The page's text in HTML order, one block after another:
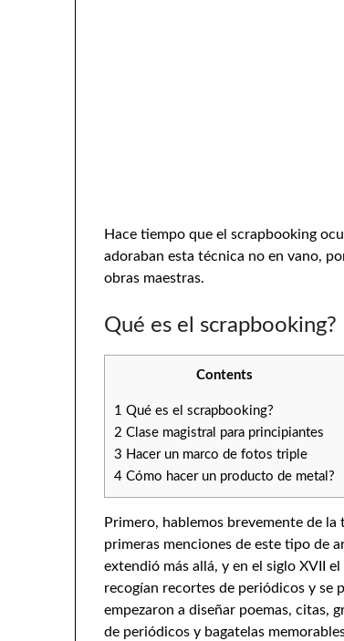
Hace tiempo que el scrapbooking
adoraban esta técnica no en vano,
obras maestras.
Qué es el scrapbooking?
Contents
1 Qué es el scrapbooking?
2 Clase magistral para principiantes
3 Hacer un marco de fotos triple
4 Cómo hacer un producto de metal?
Primero, hablemos brevemente de
primeras menciones de este tipo de
extendió más allá, y en el siglo XVII
recogían recortes de periódicos y se
empezaron a diseñar poemas, citas,
de periódicos y bagatelas